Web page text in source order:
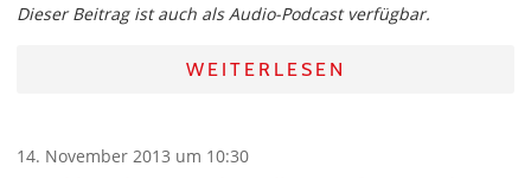
Dieser Beitrag ist auch als Audio-Podcast verfügbar.
WEITERLESEN
14. November 2013 um 10:30